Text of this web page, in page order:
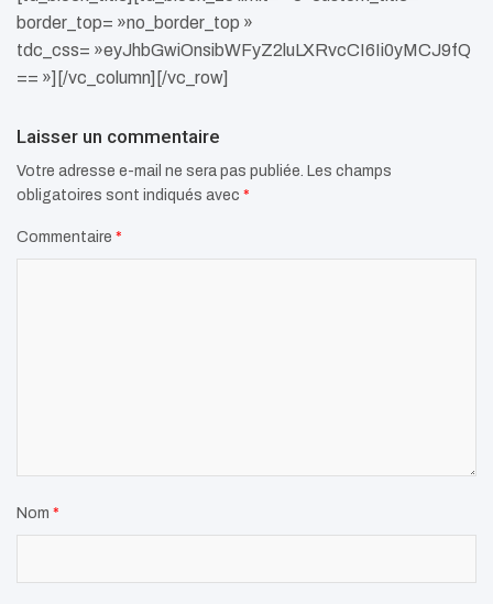
border_top= »no_border_top »
tdc_css= »eyJhbGwiOnsibWFyZ2luLXRvcCI6Ii0yMCJ9fQ
== »][/vc_column][/vc_row]
Laisser un commentaire
Votre adresse e-mail ne sera pas publiée. Les champs
obligatoires sont indiqués avec *
Commentaire *
Nom *